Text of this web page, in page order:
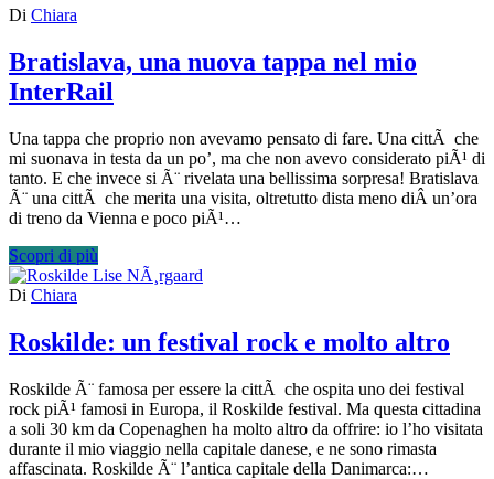
Di Chiara
Bratislava, una nuova tappa nel mio
InterRail
Una tappa che proprio non avevamo pensato di fare. Una cittÃ che
mi suonava in testa da un po’, ma che non avevo considerato piÃ¹ di
tanto. E che invece si Ã¨ rivelata una bellissima sorpresa! Bratislava
Ã¨ una cittÃ che merita una visita, oltretutto dista meno diÂ un’ora
di treno da Vienna e poco piÃ¹…
Scopri di più
Di Chiara
Roskilde: un festival rock e molto altro
Roskilde Ã¨ famosa per essere la cittÃ che ospita uno dei festival
rock piÃ¹ famosi in Europa, il Roskilde festival. Ma questa cittadina
a soli 30 km da Copenaghen ha molto altro da offrire: io l’ho visitata
durante il mio viaggio nella capitale danese, e ne sono rimasta
affascinata. Roskilde Ã¨ l’antica capitale della Danimarca:…